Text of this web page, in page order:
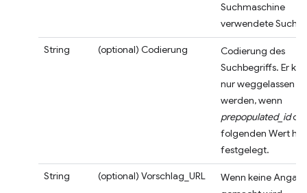
Suchmaschine
verwendete Such-
String (optional) Codierung
Codierung des
Suchbegriffs. Er
nur weggelassen
werden, wenn
prepopulated_id
folgenden Wert
festgelegt.
String (optional) Vorschlag_URL
Wenn keine